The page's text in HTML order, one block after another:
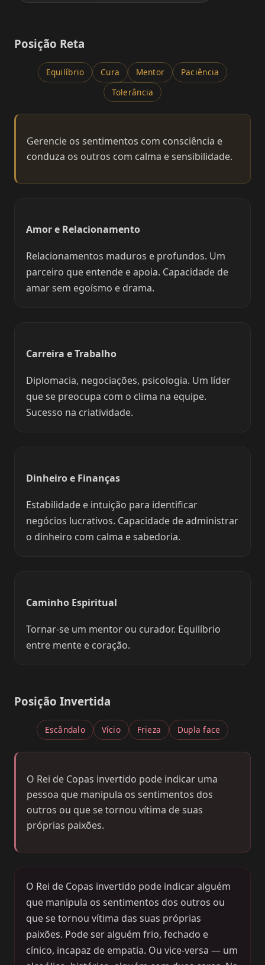
Posição Reta
Equilíbrio Cura Mentor
Paciência
Tolerância
Gerencie os sentimentos com consciência e
conduza os outros com calma e sensibilidade.
Amor e Relacionamento
Relacionamentos maduros e profundos. Um
parceiro que entende e apoia. Capacidade de
amar sem egoísmo e drama.
Carreira e Trabalho
Diplomacia, negociações, psicologia. Um líder
que se preocupa com o clima na equipe.
Sucesso na criatividade.
Dinheiro e Finanças
Estabilidade e intuição para identificar
negócios lucrativos. Capacidade de administrar
o dinheiro com calma e sabedoria.
Caminho Espiritual
Tornar-se um mentor ou curador. Equilíbrio
entre mente e coração.
Posição Invertida
Escândalo Vício Frieza Dupla face
O Rei de Copas invertido pode indicar uma
pessoa que manipula os sentimentos dos
outros ou que se tornou vítima de suas
próprias paixões.
O Rei de Copas invertido pode indicar alguém
que manipula os sentimentos dos outros ou
que se tornou vítima das suas próprias
paixões. Pode ser alguém frio, fechado e
cínico, incapaz de empatia. Ou vice-versa — um